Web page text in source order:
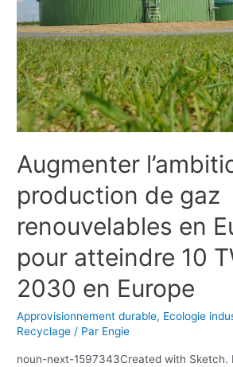
Augmenter
production de gaz
renouvelables en
pour atteindre 10
2030 en Europe
Approvisionnement durable, Ecologie
Recyclage / Par Engie
noun-next-1597343Created with Sketch.